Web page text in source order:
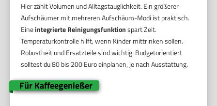
Hier zählt Volumen und Alltagstauglichkeit. Ein größerer
Aufschäumer mit mehreren Aufschäum-Modi ist praktisch.
Eineintegrierte Reinigungsfunktionspart Zeit.
Temperaturkontrolle hilft, wenn Kinder mittrinken sollen.
Robustheit und Ersatzteile sind wichtig. Budgetorientiert
solltest du 80 bis 200 Euro einplanen, je nach Ausstattung.
Für Kaffeegenießer